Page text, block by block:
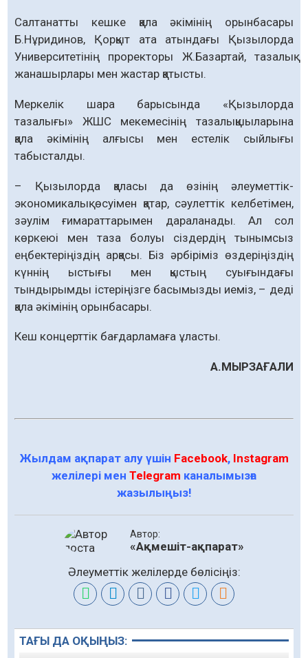
Салтанатты кешке қала әкімінің орын­басары
Б.Нұридинов, Қорқыт ата атындағы Қызылорда
Универ­ситетінің проректоры Ж.Базартай, тазалық
жана­шырлары мен жастар қатысты.
Меркелік шара барысында «Қызылорда
тазалығы» ЖШС мекемесінің тазалықшыларына
қала әкімінің алғысы мен естелік сыйлығы
табысталды.
– Қызылорда қаласы да өзінің әлеуметтік-
экономикалық өсуімен қатар, сәулеттік келбетімен,
зәулім ғимараттарымен дараланады. Ал сол
көркеюі мен таза болуы сіздердің тынымсыз
еңбектеріңіздің арқасы. Біз әрбіріміз өздеріңіздің
күннің ыстығы мен қыстың суығындағы
тындырымды істеріңізге басымызды иеміз, – деді
қала әкімінің орынбасары.
Кеш концерттік бағдарламаға ұласты.
А.МЫРЗАҒАЛИ
Жылдам ақпарат алу үшін Facebook, Instagram
желілері мен Telegram каналымызға
жазылыңыз!
Автор:
«Ақмешіт-ақпарат»
Әлеуметтік желілерде бөлісіңіз:
ТАҒЫ ДА ОҚЫҢЫЗ: